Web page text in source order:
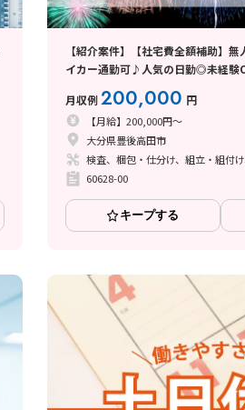
【紹介案件】【社宅費全額補助】
イカー通勤可♪人気の日勤◎未経験
月収例200,000 円
【月給】200,000円～
大分県豊後高田市
60628-00
キープする